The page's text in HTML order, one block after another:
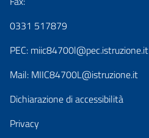
0331 517879
PEC: miic84700l@pec.istruzione.it
Mail: MIIC84700L@istruzione.it
Dichiarazione di accessibilità
Privacy